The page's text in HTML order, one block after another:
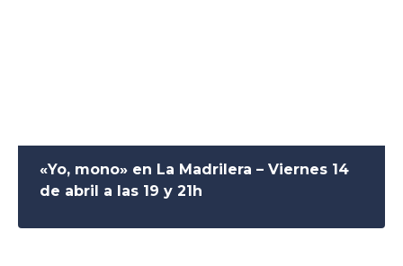
«Yo, mono» en La Madrilera – Viernes 14
de abril a las 19 y 21h